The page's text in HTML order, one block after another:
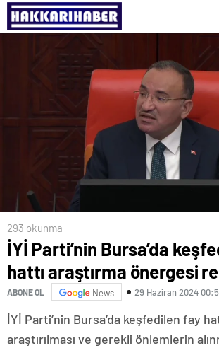
293 okunma
İYİ Parti’nin Bursa’da
hattı araştırma önergesi
ABONE OL News 29 Haziran 2024
İYİ Parti’nin Bursa’da keşfedilen fay
araştırılması ve gerekli önlemlerin